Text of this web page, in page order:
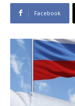
Facebook